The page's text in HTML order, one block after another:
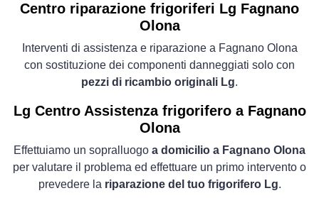
Centro riparazione frigoriferi Lg Fagnano
Olona
Interventi di assistenza e riparazione a Fagnano Olona
con sostituzione dei componenti danneggiati solo con
pezzi di ricambio originali Lg.
Lg Centro Assistenza frigorifero a Fagnano
Olona
Effettuiamo un sopralluogo a domicilio a Fagnano Olona
per valutare il problema ed effettuare un primo intervento o
prevedere la riparazione del tuo frigorifero Lg.